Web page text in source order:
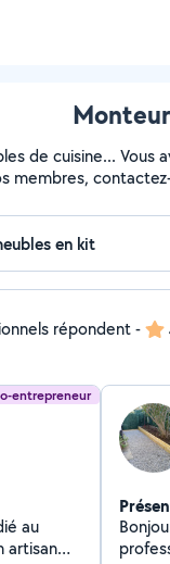
de cuisine... Vous
membres,
répondent-
entrepreneur
au
artisan